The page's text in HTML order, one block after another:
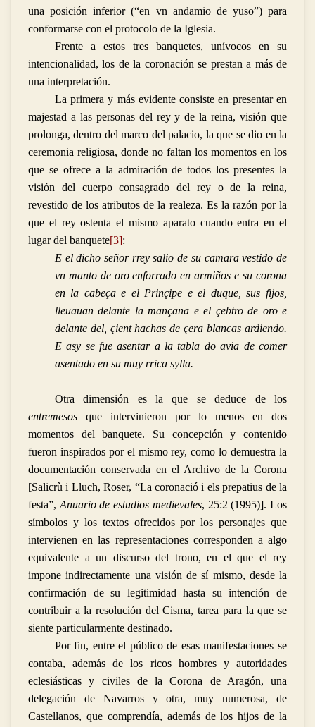
una posición inferior (“en vn andamio de yuso”) para
conformarse con el protocolo de la Iglesia.
Frente a estos tres banquetes, unívocos en su
intencionalidad, los de la coronación se prestan a más de
una interpretación.
La primera y más evidente consiste en presentar en
majestad a las personas del rey y de la reina, visión que
prolonga, dentro del marco del palacio, la que se dio en la
ceremonia religiosa, donde no faltan los momentos en los
que se ofrece a la admiración de todos los presentes la
visión del cuerpo consagrado del rey o de la reina,
revestido de los atributos de la realeza. Es la razón por la
que el rey ostenta el mismo aparato cuando entra en el
lugar del banquete[3]:
E el dicho señor rrey salio de su camara vestido de
vn manto de oro enforrado en armiños e su corona
en la cabeça e el Prinçipe e el duque, sus fijos,
lleuauan delante la mançana e el çebtro de oro e
delante del, çient hachas de çera blancas ardiendo.
E asy se fue asentar a la tabla do avia de comer
asentado en su muy rrica sylla.
Otra dimensión es la que se deduce de los
entremesos que intervinieron por lo menos en dos
momentos del banquete. Su concepción y contenido
fueron inspirados por el mismo rey, como lo demuestra la
documentación conservada en el Archivo de la Corona
[Salicrù i Lluch, Roser, “La coronació i els prepatius de la
festa”, Anuario de estudios medievales, 25:2 (1995)]. Los
símbolos y los textos ofrecidos por los personajes que
intervienen en las representaciones corresponden a algo
equivalente a un discurso del trono, en el que el rey
impone indirectamente una visión de sí mismo, desde la
confirmación de su legitimidad hasta su intención de
contribuir a la resolución del Cisma, tarea para la que se
siente particularmente destinado.
Por fin, entre el público de esas manifestaciones se
contaba, además de los ricos hombres y autoridades
eclesiásticas y civiles de la Corona de Aragón, una
delegación de Navarros y otra, muy numerosa, de
Castellanos, que comprendía, además de los hijos de la